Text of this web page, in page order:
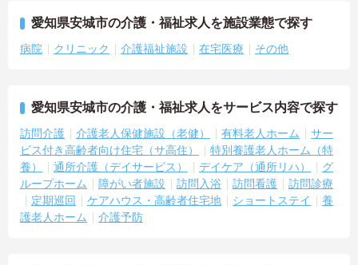
愛知県安城市の介護・福祉求人を施設業態で探す
病院 クリニック 介護福祉施設 在宅医療 その他
愛知県安城市の介護・福祉求人をサービス内容で探す
訪問介護 介護老人保健施設（老健） 有料老人ホーム
サー
ビス付き高齢者向け住宅（サ高住）
特別養護老人ホーム（特
養）
通所介護（デイサービス） デイケア（通所リハ）
グ
ループホーム
障がい者施設 訪問入浴 訪問看護
訪問診療
定期巡回
ケアハウス・高齢者住宅地 ショートステイ
養
護老人ホーム
介護予防